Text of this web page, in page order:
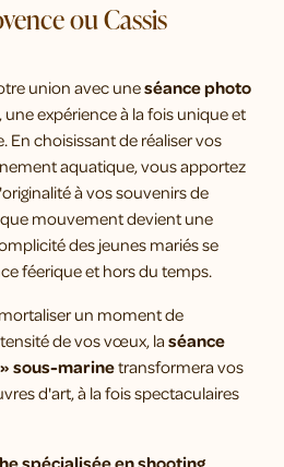
ou Cassis
union avec uneséance photo
une expérience à la fois unique et
choisissant de réaliser vos
aquatique, vous apportez
à vos souvenirs de
mouvement devient une
des jeunes mariés se
féerique et hors du temps.
un moment de
de vos vœux, la séance
sous-marinetransformera vos
d'art, à la fois spectaculaires